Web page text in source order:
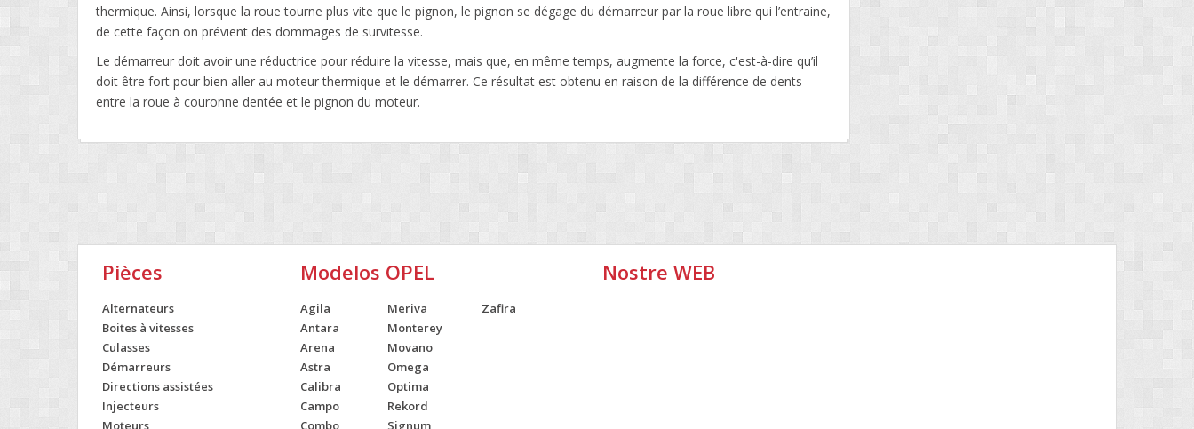
thermique. Ainsi, lorsque la roue tourne plus vite que le pignon, le pignon se dégage du démarreur par la roue libre qui l’entraine,
de cette façon on prévient des dommages de survitesse.
Le démarreur doit avoir une réductrice pour réduire la vitesse, mais que, en même temps, augmente la force, c'est-à-dire qu’il
doit être fort pour bien aller au moteur thermique et le démarrer. Ce résultat est obtenu en raison de la différence de dents
entre la roue à couronne dentée et le pignon du moteur.
Pièces
Alternateurs
Boites à vitesses
Culasses
Démarreurs
Directions assistées
Injecteurs
Moteurs
Modelos OPEL
Agila
Antara
Arena
Astra
Calibra
Campo
Combo
Meriva
Monterey
Movano
Omega
Optima
Rekord
Signum
Zafira
Nostre WEB